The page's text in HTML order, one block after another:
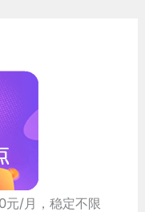
/月，稳定不限